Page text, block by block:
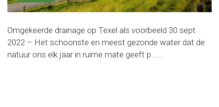
Omgekeerde drainage op Texel als voorbeeld 30 sept
2022 – Het schoonste en meest gezonde water dat de
natuur ons elk jaar in ruime mate geeft p......